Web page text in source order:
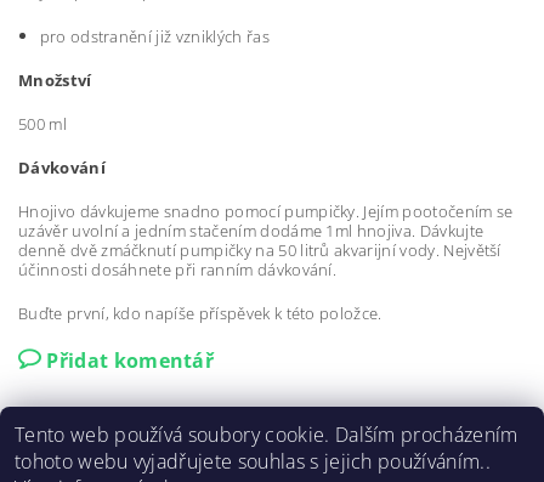
pro odstranění již vzniklých řas
Množství
500 ml
Dávkování
Hnojivo dávkujeme snadno pomocí pumpičky. Jejím pootočením se
uzávěr uvolní a jedním stačením dodáme 1ml hnojiva. Dávkujte
denně dvě zmáčknutí pumpičky na 50 litrů akvarijní vody. Největší
účinnosti dosáhnete při ranním dávkování.
Buďte první, kdo napíše příspěvek k této položce.
Přidat komentář
Tento web používá soubory cookie. Dalším procházením
tohoto webu vyjadřujete souhlas s jejich používáním..